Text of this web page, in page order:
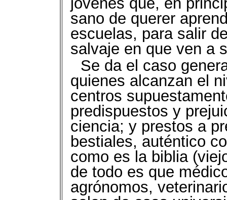
sano de querer
escuelas, para salir
salvaje en que ven a
Se da el caso
quienes alcanzan el
centros
predispuestos y
ciencia; y prestos a
bestiales, auténtico
como es la biblia
de todo es que
agrónomos,